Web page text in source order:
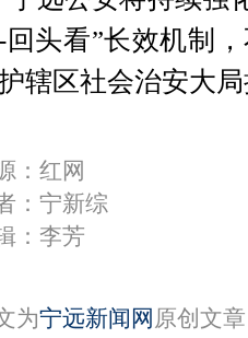
回头看”长效机制
辖区社会治安大
：红网
：宁新综
：李芳
为宁远新闻网 原创文